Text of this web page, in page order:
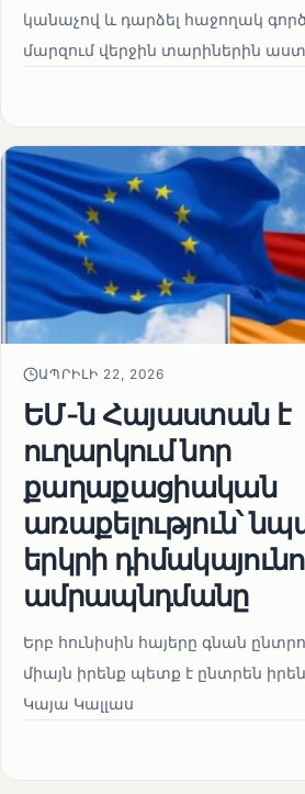
կանաչով և դարձել հաջողակ
մարզում վերջին տարիներին
ԱՊՐԻԼԻ 22, 2026
ԵՄ-ն Հայաստան է
ուղարկում նոր
քաղաքացիական
առաքելություն՝
երկրի
ամրապնդմանը
Երբ հունիսին հայերը գնան
միայն իրենք պետք է ընտրեն
Կայա Կալլաս